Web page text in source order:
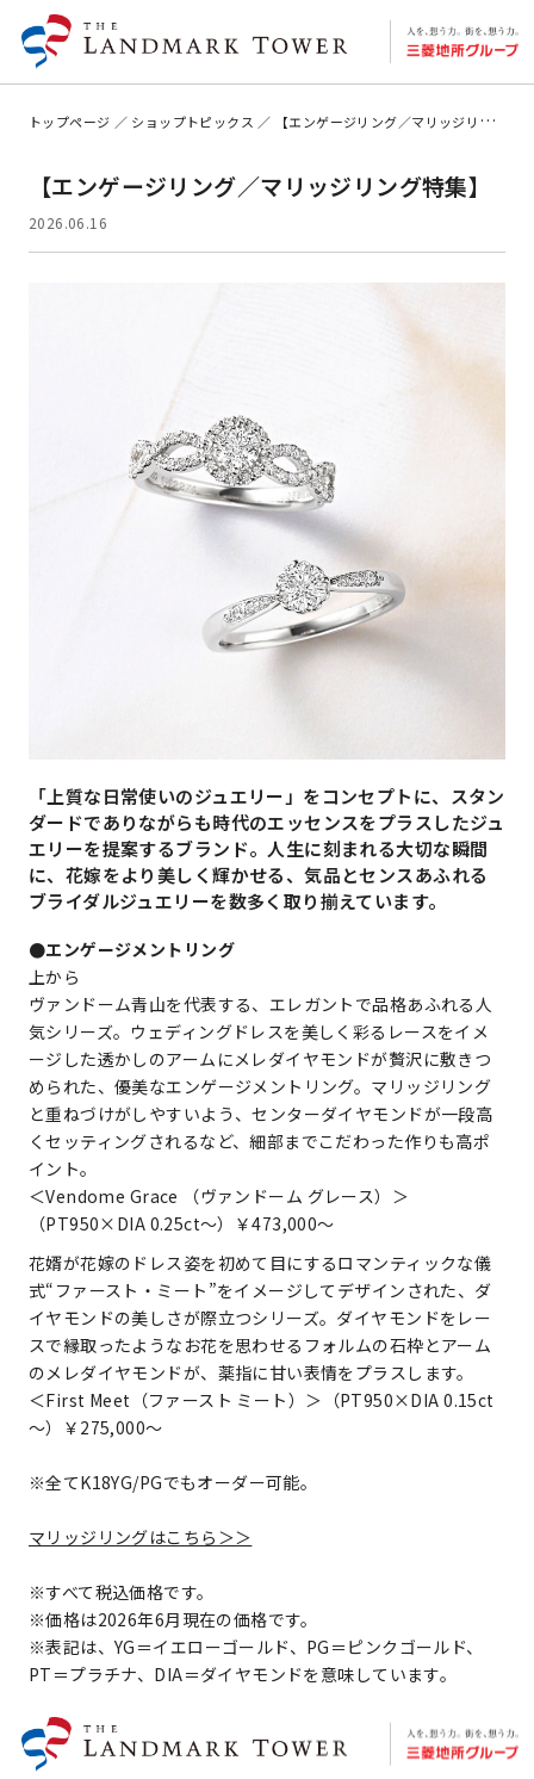
トップページ ショップトピックス 【エンゲージリング／マリッジリング特集】
【エンゲージリング／マリッジリング特集】
2026.06.16
「上質な日常使いのジュエリー」をコンセプトに、スタン
ダードでありながらも時代のエッセンスをプラスしたジュ
エリーを提案するブランド。人生に刻まれる大切な瞬間
に、花嫁をより美しく輝かせる、気品とセンスあふれる
ブライダルジュエリーを数多く取り揃えています。
●エンゲージメントリング
上から
ヴァンドーム青山を代表する、エレガントで品格あふれる人
気シリーズ。ウェディングドレスを美しく彩るレースをイメ
ージした透かしのアームにメレダイヤモンドが贅沢に敷きつ
められた、優美なエンゲージメントリング。マリッジリング
と重ねづけがしやすいよう、センターダイヤモンドが一段高
くセッティングされるなど、細部までこだわった作りも高ポ
イント。
＜Vendome Grace （ヴァンドーム グレース）＞
（PT950×DIA 0.25ct～）￥473,000～
花婿が花嫁のドレス姿を初めて目にするロマンティックな儀
式“ファースト・ミート”をイメージしてデザインされた、ダ
イヤモンドの美しさが際立つシリーズ。ダイヤモンドをレー
スで縁取ったようなお花を思わせるフォルムの石枠とアーム
のメレダイヤモンドが、薬指に甘い表情をプラスします。
＜First Meet（ファースト ミート）＞（PT950×DIA 0.15ct
～）￥275,000～
※全てK18YG/PGでもオーダー可能。
マリッジリングはこちら＞＞
※すべて税込価格です。
※価格は2026年6月現在の価格です。
※表記は、YG＝イエローゴールド、PG＝ピンクゴールド、
PT＝プラチナ、DIA＝ダイヤモンドを意味しています。